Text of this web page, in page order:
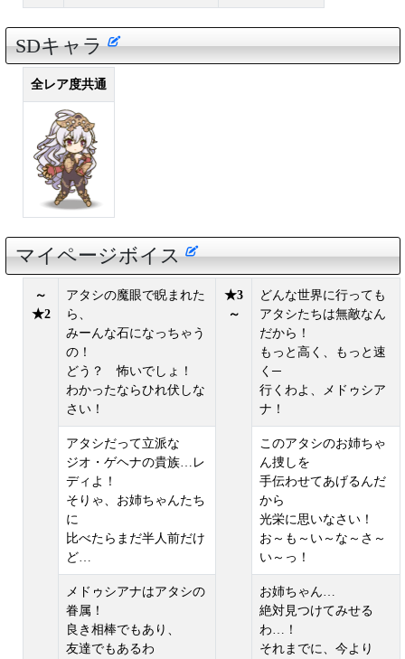
SDキャラ
全レア度共通
マイページボイス
～
★2
アタシの魔眼で睨まれた
ら、
みーんな石になっちゃう
の！
どう？ 怖いでしょ！
わかったならひれ伏しな
さい！
★3
～
どんな世界に行っても
アタシたちは無敵なん
だから！
もっと高く、もっと速
く─
行くわよ、メドゥシア
ナ！
アタシだって立派な
ジオ・ゲヘナの貴族…レ
ディよ！
そりゃ、お姉ちゃんたち
に
比べたらまだ半人前だけ
ど…
このアタシのお姉ちゃ
ん捜しを
手伝わせてあげるんだ
から
光栄に思いなさい！
お～も～い～な～さ～
い～っ！
メドゥシアナはアタシの
眷属！
良き相棒でもあり、
友達でもあるわ
お姉ちゃん…
絶対見つけてみせる
わ…！
それまでに、今より